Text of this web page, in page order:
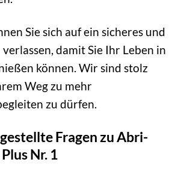
Sie sich auf ein sicheres und
damit Sie Ihr Leben in
können. Wir sind stolz
Weg zu mehr
zu dürfen.
Fragen zu Abri-
Nr. 1